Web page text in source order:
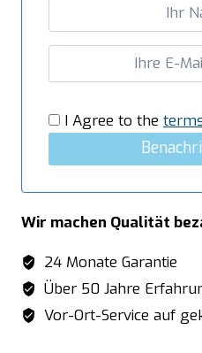
Schrägdach,
MengeI Agree to the
Wir machen Qualität
24 Monate Garantie
Über 50 Jahre
Vor-Ort-Service auf